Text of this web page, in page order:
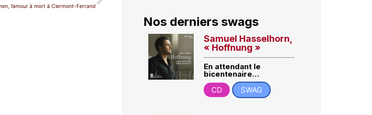
l’amour à mort à Clermont-Ferrand
Nos derniers swags
Samuel Hasselhorn,
« Hoffnung »
En attendant le
bicentenaire…
CD
SWAG